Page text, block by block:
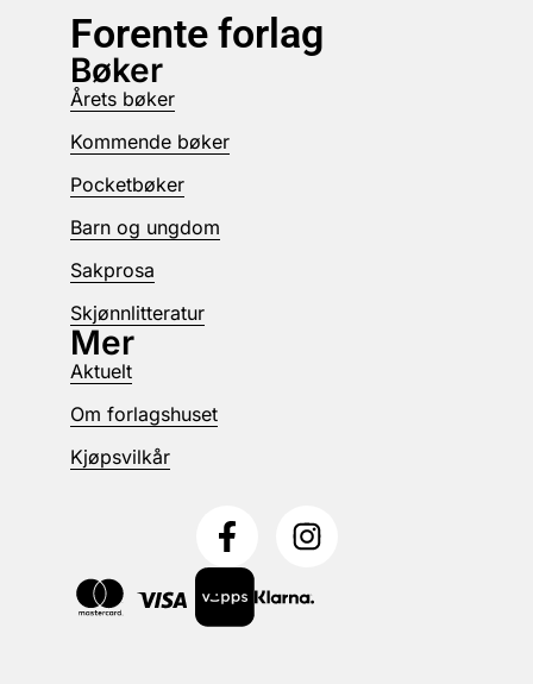
Forente forlag
Bøker
Årets bøker
Kommende bøker
Pocketbøker
Barn og ungdom
Sakprosa
Skjønnlitteratur
Mer
Aktuelt
Om forlagshuset
Kjøpsvilkår